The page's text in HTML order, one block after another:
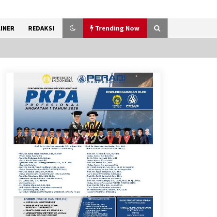
REDAKSI Trending Now
Kemenkum Malut
Harmonisasi Rancangan
Perbup Pengadaan Barang
dan Jasa pada BUMD Halteng
7 Agustus 2026
Gebyar Lomba 17 Agustus
RSUD Tigaraksa, Semarakkan
HUT RI dengan Nuansa
Kebersamaan
7 Agustus 2026